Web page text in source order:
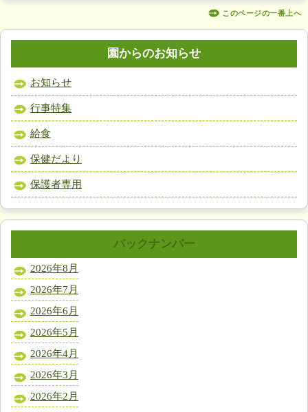
このページの一番上へ
園からのお知らせ
お知らせ
行事特集
給食
保健だより
保護者専用
バックナンバー
2026年8月
2026年7月
2026年6月
2026年5月
2026年4月
2026年3月
2026年2月